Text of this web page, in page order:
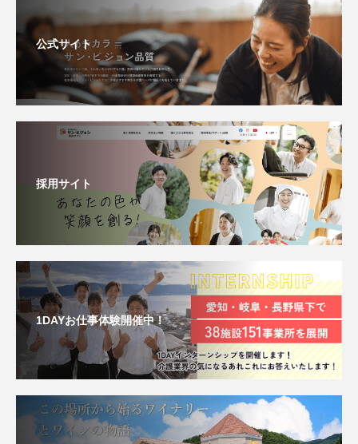
公式サイト
採用サイト
1DAYお仕事体験開催中！